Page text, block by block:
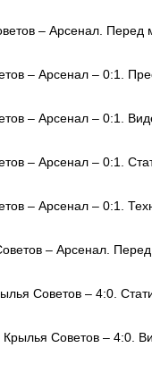
– Арсенал. Перед
– Арсенал – 0:1.
– Арсенал – 0:1.
– Арсенал – 0:1.
– Арсенал – 0:1.
– Арсенал.
Советов – 4:0.
Советов – 4:0.